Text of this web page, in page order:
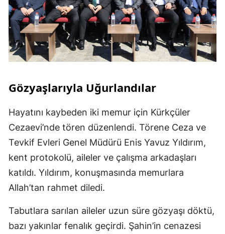
Gözyaşlarıyla Uğurlandılar
Hayatını kaybeden iki memur için Kürkçüler
Cezaevi’nde tören düzenlendi. Törene Ceza ve
Tevkif Evleri Genel Müdürü Enis Yavuz Yıldırım,
kent protokolü, aileler ve çalışma arkadaşları
katıldı. Yıldırım, konuşmasında memurlara
Allah’tan rahmet diledi.
Tabutlara sarılan aileler uzun süre gözyaşı döktü,
bazı yakınlar fenalık geçirdi. Şahin’in cenazesi